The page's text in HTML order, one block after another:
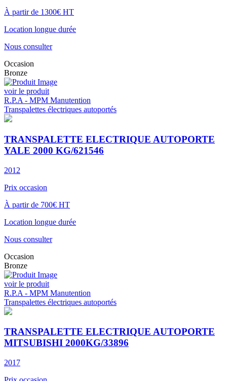
À partir de 1300€ HT
Location longue durée
Nous consulter
Occasion
Bronze
voir le produit
R.P.A - MPM Manutention
Transpalettes électriques autoportés
TRANSPALETTE ELECTRIQUE AUTOPORTE
YALE 2000 KG/621546
2012
Prix occasion
À partir de 700€ HT
Location longue durée
Nous consulter
Occasion
Bronze
voir le produit
R.P.A - MPM Manutention
Transpalettes électriques autoportés
TRANSPALETTE ELECTRIQUE AUTOPORTE
MITSUBISHI 2000KG/33896
2017